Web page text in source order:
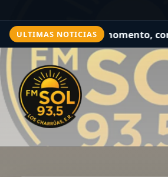
ULTIMAS NOTICIAS
momento, con “Elize: Sombras